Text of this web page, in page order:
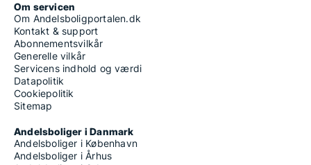
Om servicen
Om Andelsboligportalen.dk
Kontakt & support
Abonnementsvilkår
Generelle vilkår
Servicens indhold og værdi
Datapolitik
Cookiepolitik
Sitemap
Andelsboliger i Danmark
Andelsboliger i København
Andelsboliger i Århus